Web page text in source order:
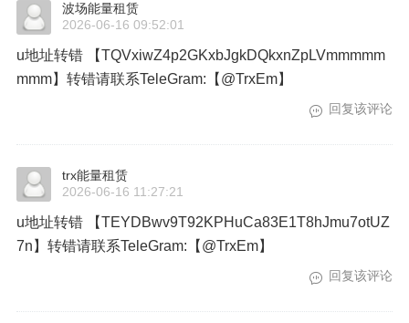
波场能量租赁
2026-06-16 09:52:01
u地址转错 【TQVxiwZ4p2GKxbJgkDQkxnZpLVmmmmm
mmm】转错请联系TeleGram:【@TrxEm】
回复该评论
trx能量租赁
2026-06-16 11:27:21
u地址转错 【TEYDBwv9T92KPHuCa83E1T8hJmu7otUZ
7n】转错请联系TeleGram:【@TrxEm】
回复该评论